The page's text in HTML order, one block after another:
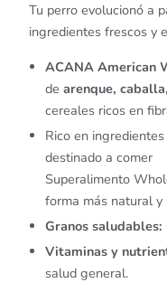
Tu perro evolucionó a
ingredientes frescos y
ACANA American
de arenque,
cereales ricos en
Rico en
destinado a comer
Superalimento
forma más natural y
Granos saludables:
Vitaminas y
salud general.